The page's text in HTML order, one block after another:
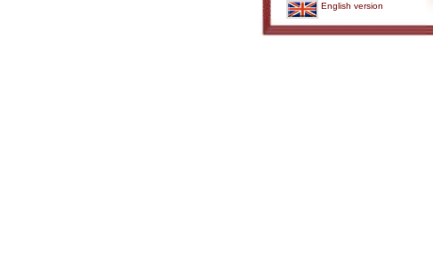
English version